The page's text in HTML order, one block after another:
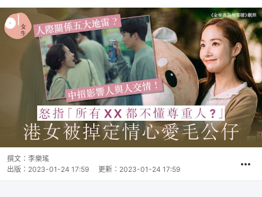
撰文： 李樂瑤
出版： 2023-01-24 17:59 更新： 2023-01-24 17:59